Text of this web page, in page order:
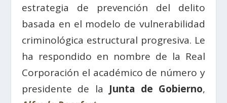
estrategia de prevención del delito
basada en el modelo de vulnerabilidad
criminológica estructural progresiva. Le
ha respondido en nombre de la Real
Corporación el académico de número y
presidente de la Junta de Gobierno,